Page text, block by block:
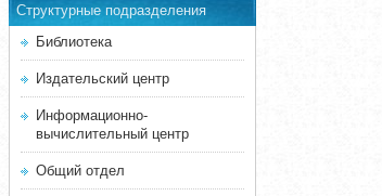
Структурные подразделения
Библиотека
Издательский центр
Информационно-
вычислительный центр
Общий отдел